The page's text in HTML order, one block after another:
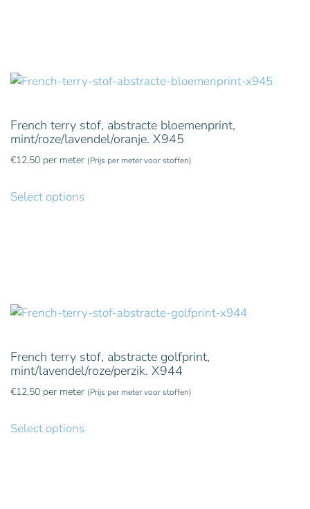
French terry stof, abstracte bloemenprint,
mint/roze/lavendel/oranje. X945
€12,50 per meter (Prijs per meter voor stoffen)
Select options
French terry stof, abstracte golfprint,
mint/lavendel/roze/perzik. X944
€12,50 per meter (Prijs per meter voor stoffen)
Select options